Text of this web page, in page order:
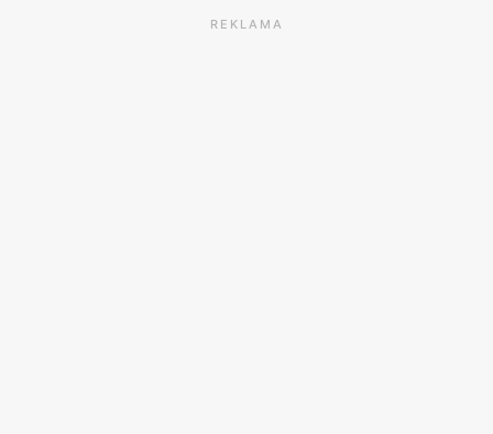
REKLAMA